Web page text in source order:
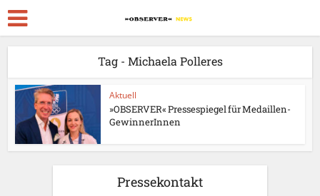
Tag - Michaela Polleres
Aktuell
»OBSERVER« Pressespiegel für Medaillen-
GewinnerInnen
Pressekontakt